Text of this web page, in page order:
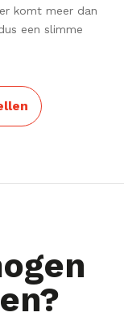
komt meer dan
een slimme